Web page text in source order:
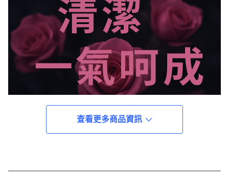
查看更多商品資訊